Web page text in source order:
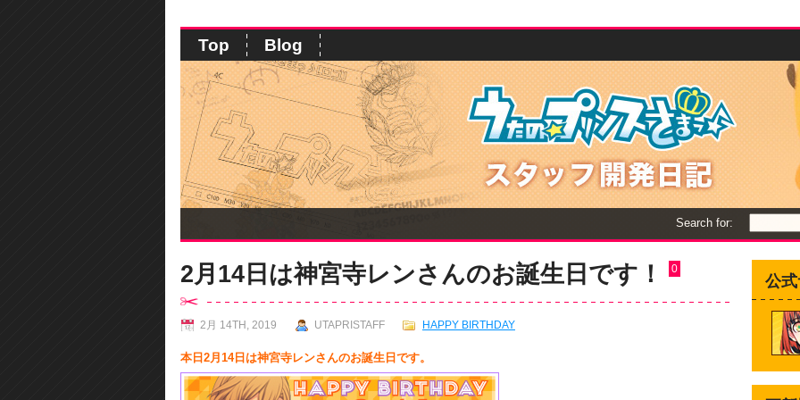
Top Blog
Search for:
2月14日は神宮寺レンさんのお誕生日です！ 0
2月 14TH, 2019 UTAPRISTAFF HAPPY BIRTHDAY
本日2月14日は神宮寺レンさんのお誕生日です。
公